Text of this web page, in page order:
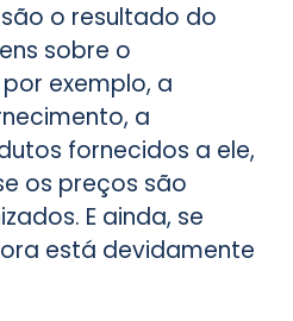
o resultado do
sobre o
exemplo, a
a
fornecidos a ele,
os preços são
E ainda, se
está devidamente